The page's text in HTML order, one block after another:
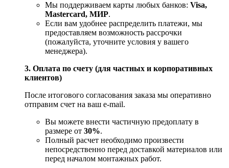
Мы поддерживаем карты любых банков: Visa,
Mastercard, МИР.
Если вам удобнее распределить платежи, мы
предоставляем возможность рассрочки
(пожалуйста, уточните условия у вашего
менеджера).
3. Оплата по счету (для частных и корпоративных
клиентов)
После итогового согласования заказа мы оперативно
отправим счет на ваш e‑mail.
Вы можете внести частичную предоплату в
размере от 30%.
Полный расчет необходимо произвести
непосредственно перед доставкой материалов или
перед началом монтажных работ.